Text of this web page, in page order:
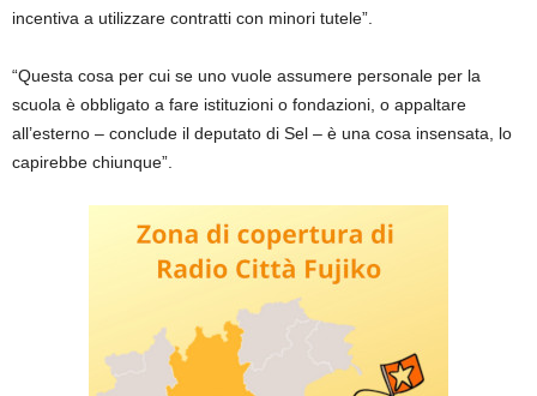
incentiva a utilizzare contratti con minori tutele”.
“Questa cosa per cui se uno vuole assumere personale per la
scuola è obbligato a fare istituzioni o fondazioni, o appaltare
all’esterno – conclude il deputato di Sel – è una cosa insensata, lo
capirebbe chiunque”.